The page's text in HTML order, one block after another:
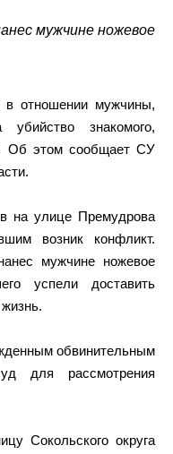
мужчине ножевое
в отношении мужчины,
знакомого,
Об этом сообщает СУ
на улице Премудрова
возник конфликт.
мужчине ножевое
успели доставить
обвинительным
для рассмотрения
Сокольского округа